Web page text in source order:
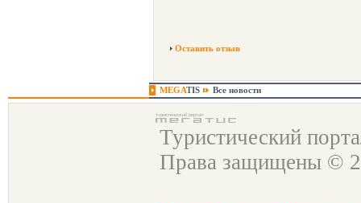
Оставить отзыв
MEGATIS Все новости
Туристический
Права защищены ©